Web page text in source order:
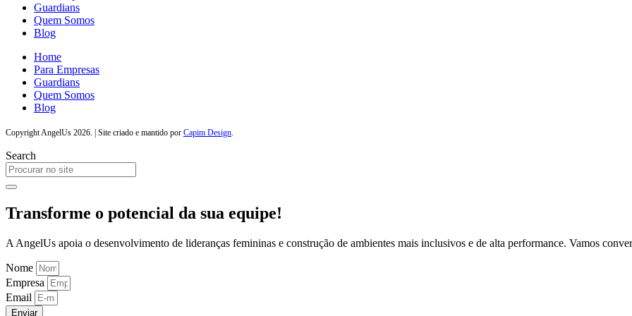
Guardians
Quem Somos
Blog
Home
Para Empresas
Guardians
Quem Somos
Blog
Copyright AngelUs 2026. | Site criado e mantido por Capim Design.
Search
Transforme o potencial da sua equipe!
A AngelUs apoia o desenvolvimento de lideranças femininas e construção de ambientes mais inclusivos e de alta performance. Vamos
Nome
Empresa
Email
Enviar